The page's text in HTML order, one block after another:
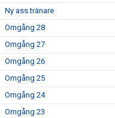
Ny ass.tränare
Omgång 28
Omgång 27
Omgång 26
Omgång 25
Omgång 24
Omgång 23